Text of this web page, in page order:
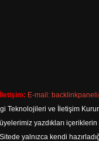
E-mail:
Teknolojileri ve İletişim
yazdıkları
yalnızca kendi